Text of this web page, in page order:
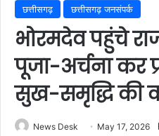
छत्तीसगढ़ छत्तीसगढ़ जनसंपर्क
भोरमदेव पहुंचे
पूजा-अर्चना कर
सुख-समृद्धि की
News Desk May 17, 2026